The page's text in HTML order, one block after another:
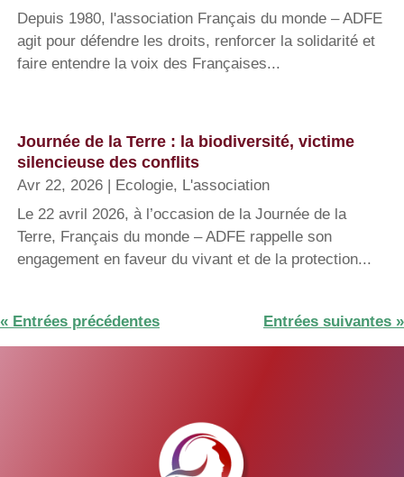
Depuis 1980, l'association Français du monde – ADFE
agit pour défendre les droits, renforcer la solidarité et
faire entendre la voix des Françaises...
Journée de la Terre : la biodiversité, victime
silencieuse des conflits
Avr 22, 2026 Ecologie, L'association
Le 22 avril 2026, à l’occasion de la Journée de la
Terre, Français du monde – ADFE rappelle son
engagement en faveur du vivant et de la protection...
« Entrées précédentes Entrées suivantes »